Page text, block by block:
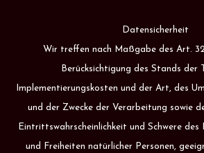
Datensicherheit
Wir treffen nach Maßgabe des Art.
Berücksichtigung des Stands der
Implementierungskosten und der Art, des
und der Zwecke der Verarbeitung sowie
Eintrittswahrscheinlichkeit und Schwere des
und Freiheiten natürlicher Personen,